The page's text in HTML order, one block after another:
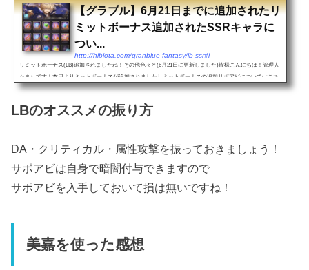
【グラブル】6月21日までに追加されたリ
ミットボーナス追加されたSSRキャラに
つい...
http://hibiota.com/granblue-fantasy/lb-ssr#i
リミットボーナス(LB)追加されましたね！その他色々と(6月21日に更新しました)皆様こんにちは！管理人
たまりです！本日よりミットボーナスが追加されましたリミットボーナスの追加サポアビについてはこち
らを参照ください！6月21日にリミットボーナスが新規追加され...
LBのオススメの振り方
DA・クリティカル・属性攻撃を振っておきましょう！
サポアビは自身で暗闇付与できますので
サポアビを入手しておいて損は無いですね！
美嘉を使った感想